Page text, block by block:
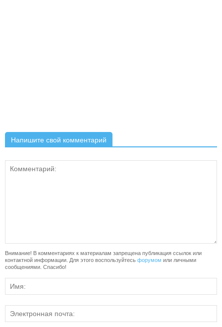
Напишите свой комментарий
Внимание! В комментариях к материалам запрещена публикация ссылок или
контактной информации. Для этого воспользуйтесь форумом или личными
сообщениями. Спасибо!